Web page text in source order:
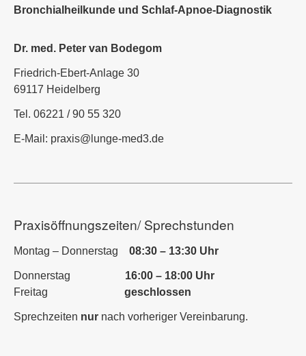
Bronchialheilkunde und Schlaf-Apnoe-Diagnostik
Dr. med. Peter van Bodegom
Friedrich-Ebert-Anlage 30
69117 Heidelberg
Tel. 06221 / 90 55 320
E-Mail: praxis@lunge-med3.de
Praxisöffnungszeiten/ Sprechstunden
Montag – Donnerstag 08:30 – 13:30 Uhr
Donnerstag 16:00 – 18:00 Uhr
Freitag geschlossen
Sprechzeiten nur nach vorheriger Vereinbarung.